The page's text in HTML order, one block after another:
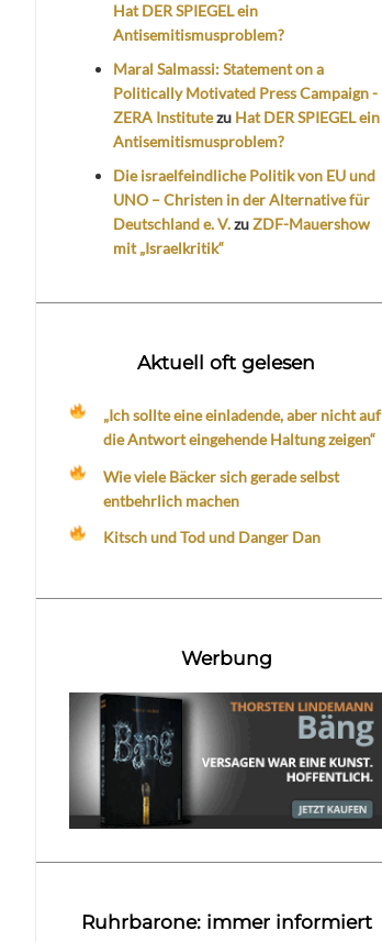
Hat DER SPIEGEL ein
Antisemitismusproblem?
Maral Salmassi: Statement on a
Politically Motivated Press Campaign -
ZERA Institutezu Hat DER SPIEGEL ein
Antisemitismusproblem?
Die israelfeindliche Politik von EU und
UNO – Christen in der Alternative für
Deutschland e. V.zuZDF-Mauershow
mit „Israelkritik“
Aktuell oft gelesen
„Ich sollte eine einladende, aber nicht auf
die Antwort eingehende Haltung zeigen“
Wie viele Bäcker sich gerade selbst
entbehrlich machen
Kitsch und Tod und Danger Dan
Werbung
Ruhrbarone: immer informiert